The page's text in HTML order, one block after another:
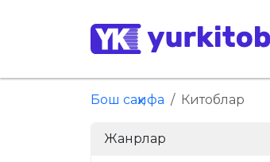
Бош саҳифа Китоблар
Жанрлар